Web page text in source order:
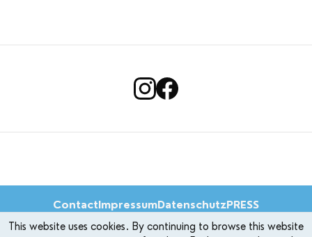
ContactImpressumDatenschutzPRESS
This website uses cookies. By continuing to browse this website